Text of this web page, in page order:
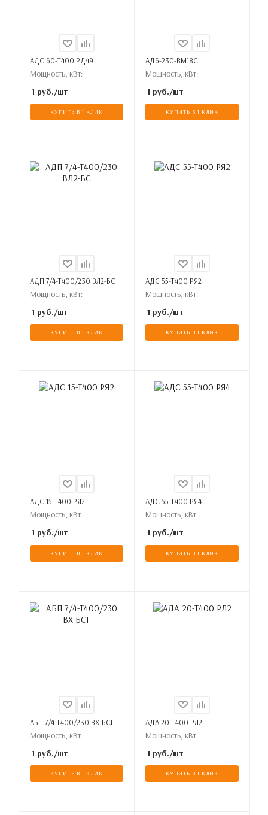
АДС 60-Т400 РД49
Мощность, кВт:
1 руб./шт
КУПИТЬ В 1 КЛИК
АД6-230-ВМ18С
Мощность, кВт:
1 руб./шт
КУПИТЬ В 1 КЛИК
АДП 7/4-Т400/230 ВЛ2-БС
Мощность, кВт:
1 руб./шт
КУПИТЬ В 1 КЛИК
АДС 55-Т400 РЯ2
Мощность, кВт:
1 руб./шт
КУПИТЬ В 1 КЛИК
АДС 15-Т400 РЯ2
Мощность, кВт:
1 руб./шт
КУПИТЬ В 1 КЛИК
АДС 55-Т400 РЯ4
Мощность, кВт:
1 руб./шт
КУПИТЬ В 1 КЛИК
АБП 7/4-Т400/230 ВХ-БСГ
Мощность, кВт:
1 руб./шт
КУПИТЬ В 1 КЛИК
АДА 20-Т400 РЛ2
Мощность, кВт:
1 руб./шт
КУПИТЬ В 1 КЛИК